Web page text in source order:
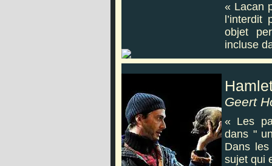
« Lacan
objet
incluse
Geert
« Les
dans "
Dans
sujet qui